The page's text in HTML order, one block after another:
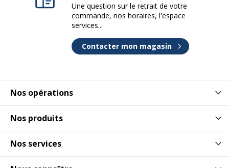
Nos opérations
Nos produits
Nos services
Une question sur le retrait de votre
commande, nos horaires, l'espace
services...
Contacter mon magasin